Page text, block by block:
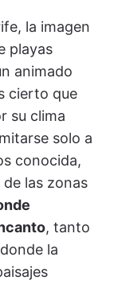
la imagen
playas
animado
cierto que
su clima
solo a
conocida,
las zonas
, tanto
la